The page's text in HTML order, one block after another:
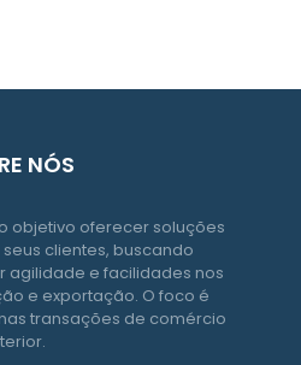
NÓS
objetivo oferecer soluções
clientes, buscando
agilidade e facilidades nos
e exportação. O foco é
transações de comércio